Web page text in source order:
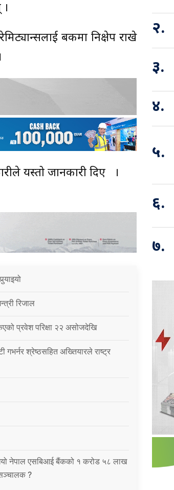
बैंकमा निक्षेप राखे
यस्तो जानकारी दिए ।
रिजाल
प्रवेश परिक्षा २२ असोजदेखि
श्रेष्ठसहित अख्तियारले राष्ट्र
भयो नेपाल एसबिआई बैंकको १ करोड ५८ लाख
?
२.
३.
४.
५.
६.
७.